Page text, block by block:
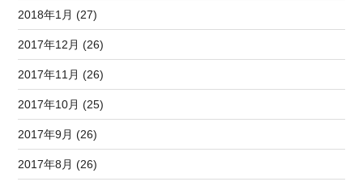
2018年1月 (27)
2017年12月 (26)
2017年11月 (26)
2017年10月 (25)
2017年9月 (26)
2017年8月 (26)